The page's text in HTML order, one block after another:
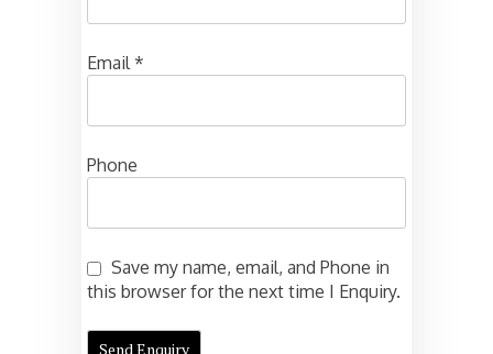
Email*
Phone
Save my name, email, and Phone in
this browser for the next time I Enquiry.